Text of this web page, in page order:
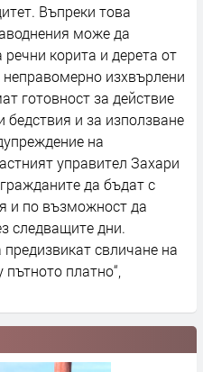
Въпреки това
може да
корита и дерета от
изхвърлени
готовност за действие
бедствия и за използване
на
управител Захари
да бъдат с
и по възможност да
следващите дни.
свличане на
платно“,